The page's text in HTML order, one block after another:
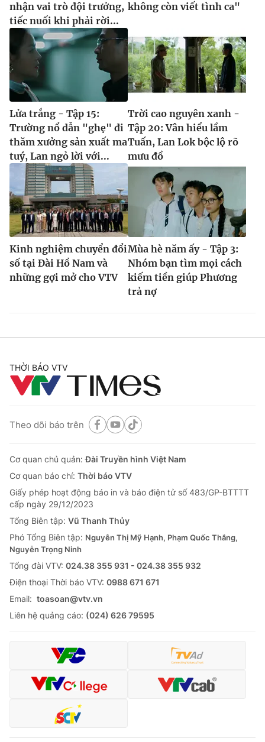
nhận vai trò đội trưởng,
tiếc nuối khi phải rời...
không còn viết tình ca"
Lửa trắng - Tập 15:
Trường nổ dẫn "ghẹ" đi
thăm xưởng sản xuất ma
tuý, Lan ngỏ lời với...
Trời cao nguyên xanh -
Tập 20: Vân hiểu lầm
Tuấn, Lan Lok bộc lộ rõ
mưu đồ
Kinh nghiệm chuyển đổi
số tại Đài Hồ Nam và
những gợi mở cho VTV
Mùa hè năm ấy - Tập 3:
Nhóm bạn tìm mọi cách
kiếm tiền giúp Phương
trả nợ
THỜI BÁO VTV
Theo dõi báo trên
Cơ quan chủ quản:Đài Truyền hình Việt Nam
Cơ quan báo chí: Thời báo VTV
Giấy phép hoạt động báo in và báo điện tử số 483/GP-BTTTT
cấp ngày 29/12/2023
Tổng Biên tập: Vũ Thanh Thủy
Phó Tổng Biên tập: Nguyễn Thị Mỹ Hạnh, Phạm Quốc Thắng,
Nguyễn Trọng Ninh
Tổng đài VTV: 024.38 355 931 - 024.38 355 932
Ðiện thoại Thời báo VTV: 0988 671 671
Email: toasoan@vtv.vn
Liên hệ quảng cáo: (024) 626 79595